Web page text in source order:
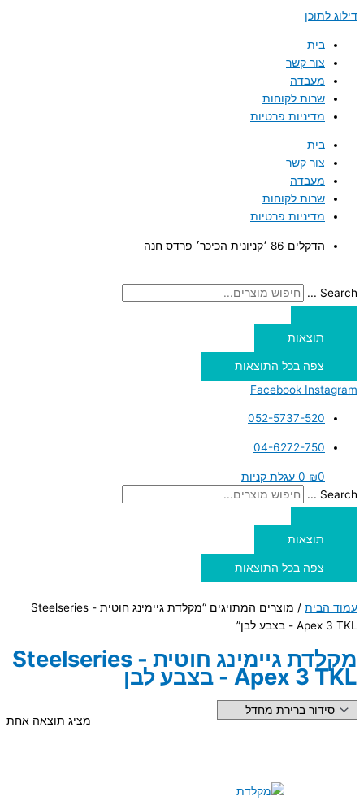
דילוג לתוכן
בית
צור קשר
מעבדה
שרות לקוחות
מדיניות פרטיות
בית
צור קשר
מעבדה
שרות לקוחות
מדיניות פרטיות
הדקלים 86 ׳קניונית הכיכר׳ פרדס חנה
Search ...
תוצאות
צפה בכל התוצאות
Facebook Instagram
052-5737-520
04-6272-750
₪0
0 עגלת קניות
Search ...
תוצאות
צפה בכל התוצאות
עמוד הבית
/ מוצרים המתויגים “מקלדת גיימינג חוטית - Steelseries
Apex 3 TKL - בצבע לבן”
מקלדת גיימינג חוטית - Steelseries
Apex 3 TKL - בצבע לבן
מציג תוצאה אחת